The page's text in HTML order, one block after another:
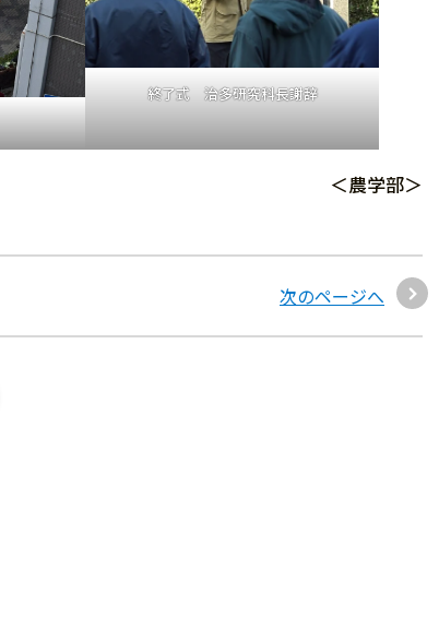
終了式 治多研究科長謝辞
＜農学部＞
次のページへ